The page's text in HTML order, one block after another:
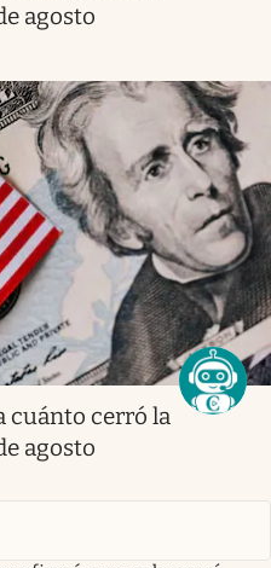
agosto
cuánto cerró la
agosto